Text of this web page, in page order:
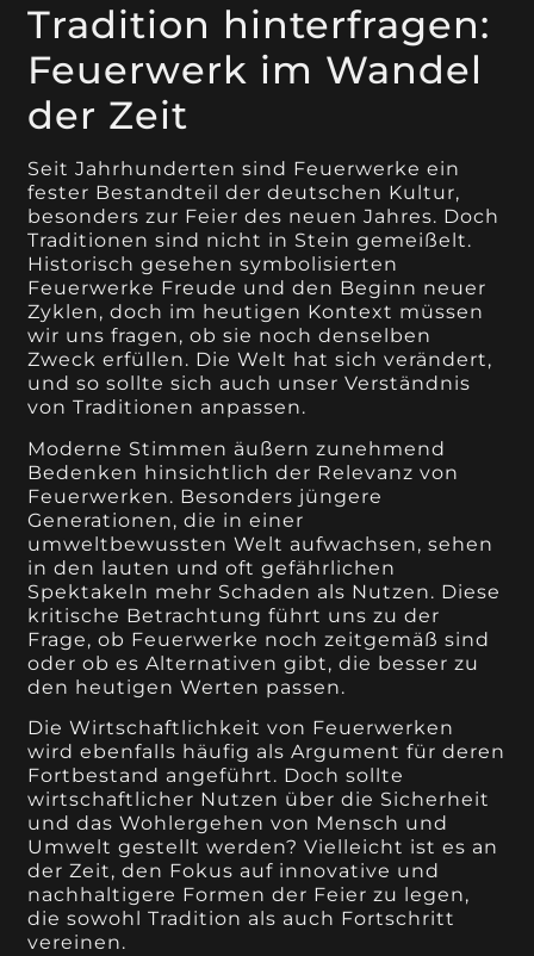
Tradition hinterfragen:
Feuerwerk im Wandel
der Zeit
Seit Jahrhunderten sind Feuerwerke ein
fester Bestandteil der deutschen Kultur,
besonders zur Feier des neuen Jahres. Doch
Traditionen sind nicht in Stein gemeißelt.
Historisch gesehen symbolisierten
Feuerwerke Freude und den Beginn neuer
Zyklen, doch im heutigen Kontext müssen
wir uns fragen, ob sie noch denselben
Zweck erfüllen. Die Welt hat sich verändert,
und so sollte sich auch unser Verständnis
von Traditionen anpassen.
Moderne Stimmen äußern zunehmend
Bedenken hinsichtlich der Relevanz von
Feuerwerken. Besonders jüngere
Generationen, die in einer
umweltbewussten Welt aufwachsen, sehen
in den lauten und oft gefährlichen
Spektakeln mehr Schaden als Nutzen. Diese
kritische Betrachtung führt uns zu der
Frage, ob Feuerwerke noch zeitgemäß sind
oder ob es Alternativen gibt, die besser zu
den heutigen Werten passen.
Die Wirtschaftlichkeit von Feuerwerken
wird ebenfalls häufig als Argument für deren
Fortbestand angeführt. Doch sollte
wirtschaftlicher Nutzen über die Sicherheit
und das Wohlergehen von Mensch und
Umwelt gestellt werden? Vielleicht ist es an
der Zeit, den Fokus auf innovative und
nachhaltigere Formen der Feier zu legen,
die sowohl Tradition als auch Fortschritt
vereinen.